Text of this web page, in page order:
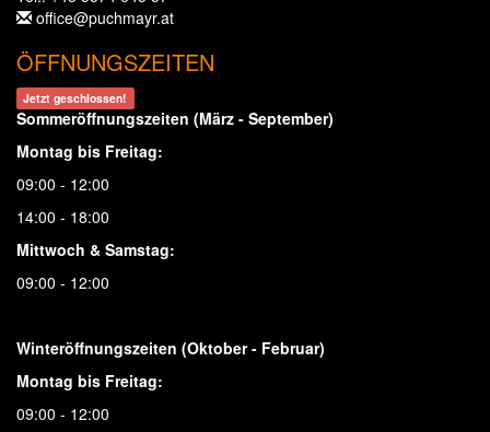
office@puchmayr.at
ÖFFNUNGSZEITEN
Jetzt geschlossen!
Sommeröffnungszeiten (März - September)
Montag bis Freitag:
09:00 - 12:00
14:00 - 18:00
Mittwoch & Samstag:
09:00 - 12:00
Winteröffnungszeiten (Oktober - Februar)
Montag bis Freitag:
09:00 - 12:00